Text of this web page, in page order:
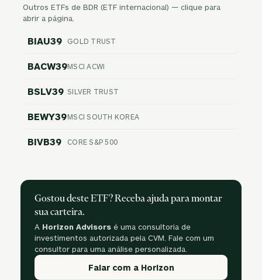
Outros ETFs de BDR (ETF internacional) — clique para
abrir a página.
BIAU39 GOLD TRUST
BACW39MSCI ACWI
BSLV39 SILVER TRUST
BEWY39MSCI SOUTH KOREA
BIVB39 CORE S&P 500
Gostou deste ETF? Receba ajuda para montar
sua carteira.
A Horizon Advisors é uma consultoria de
investimentos autorizada pela CVM. Fale com um
consultor para uma análise personalizada.
Falar com a Horizon